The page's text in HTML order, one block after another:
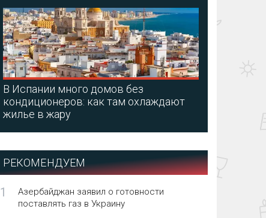
В Испании много домов без
кондиционеров: как там охлаждают
жилье в жару
РЕКОМЕНДУЕМ
1
Азербайджан заявил о готовности
поставлять газ в Украину